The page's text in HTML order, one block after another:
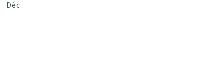
Déc